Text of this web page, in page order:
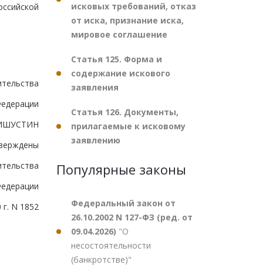
N 1852
исковых требований, отказ
от иска, признание иска,
мировое соглашение
Статья 125. Форма и
содержание искового
заявления
Статья 126. Документы,
прилагаемые к исковому
заявлению
Популярные законы
Федеральный закон от
26.10.2002 N 127-ФЗ (ред. от
09.04.2026) "О
несостоятельности
(банкротстве)"